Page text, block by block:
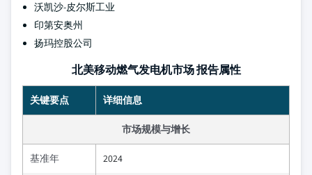
沃凯沙-皮尔斯工业
印第安奥州
扬玛控股公司
北美移动燃气发电机市场 报告属性
关键要点 详细信息
市场规模与增长
基准年 2024